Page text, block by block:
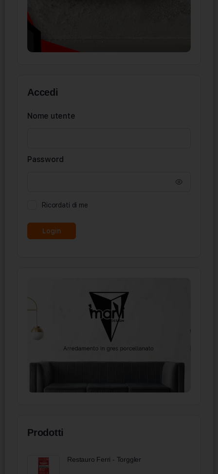
Accedi
Nome utente
Password
Ricordati di me
Prodotti
Restauro Ferri - Torggler